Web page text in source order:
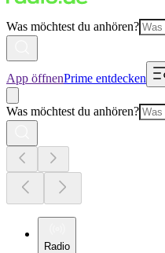
Was möchtest du anhören?
App öffnenPrime entdecken
Was möchtest du anhören?
Radio